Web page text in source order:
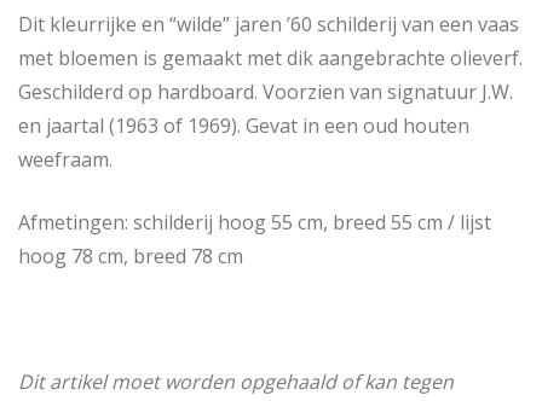
Dit kleurrijke en “wilde” jaren ’60 schilderij van een vaas
met bloemen is gemaakt met dik aangebrachte olieverf.
Geschilderd op hardboard. Voorzien van signatuur J.W.
en jaartal (1963 of 1969). Gevat in een oud houten
weefraam.
Afmetingen: schilderij hoog 55 cm, breed 55 cm / lijst
hoog 78 cm, breed 78 cm
Dit artikel moet worden opgehaald of kan tegen